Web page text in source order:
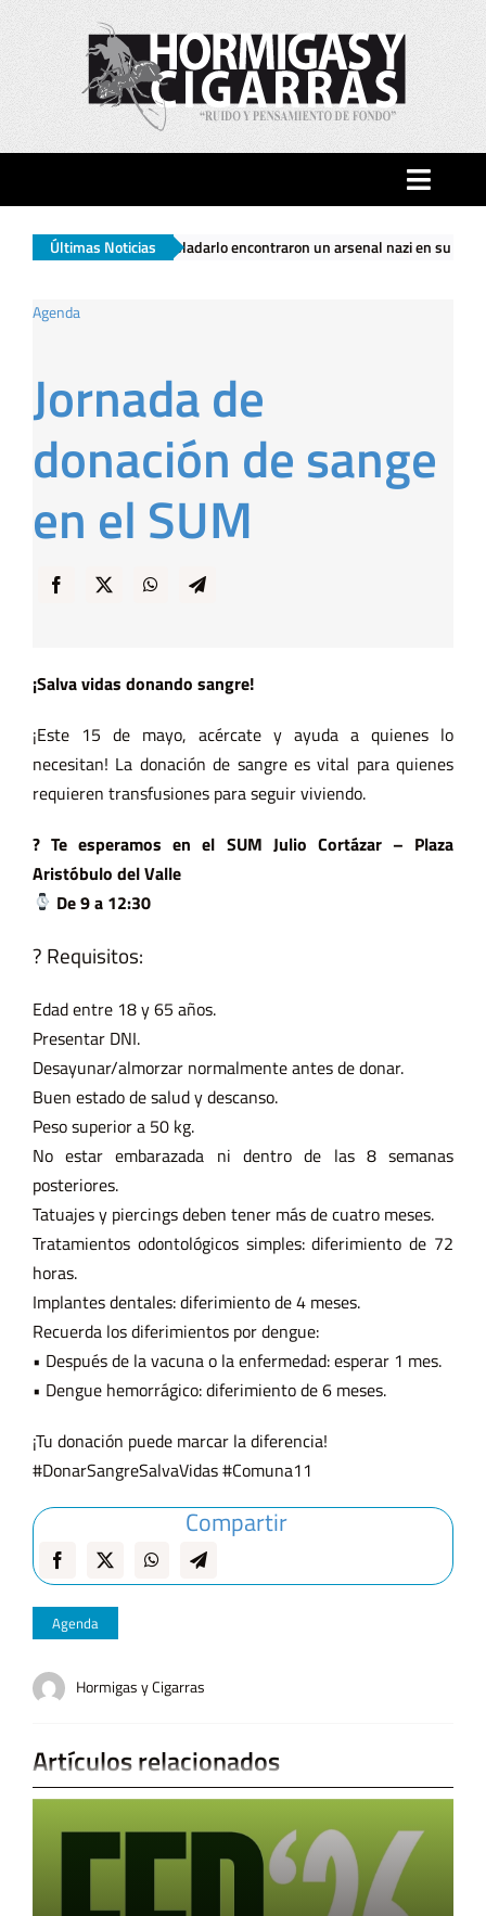
Toggle
Inicio
Ciudad
Actualidad
Hormigas…
… y Cigarras
Últimas Noticias
a trasladarlo encontraron un arsenal nazi en su casa | El
Agenda
Jornada de
donación de sange
en el SUM
¡Salva vidas donando sangre!
¡Este 15 de mayo, acércate y ayuda a quienes lo
necesitan! La donación de sangre es vital para quienes
requieren transfusiones para seguir viviendo.
? Te esperamos en el SUM Julio Cortázar – Plaza
Aristóbulo del Valle
De 9 a 12:30
? Requisitos:
Edad entre 18 y 65 años.
Presentar DNI.
Desayunar/almorzar normalmente antes de donar.
Buen estado de salud y descanso.
Peso superior a 50 kg.
No estar embarazada ni dentro de las 8 semanas
posteriores.
Tatuajes y piercings deben tener más de cuatro meses.
Tratamientos odontológicos simples: diferimiento de 72
horas.
Implantes dentales: diferimiento de 4 meses.
Recuerda los diferimientos por dengue:
• Después de la vacuna o la enfermedad: esperar 1 mes.
• Dengue hemorrágico: diferimiento de 6 meses.
¡Tu donación puede marcar la diferencia!
#DonarSangreSalvaVidas #Comuna11
Compartir
Agenda
Hormigas y Cigarras
Artículos relacionados